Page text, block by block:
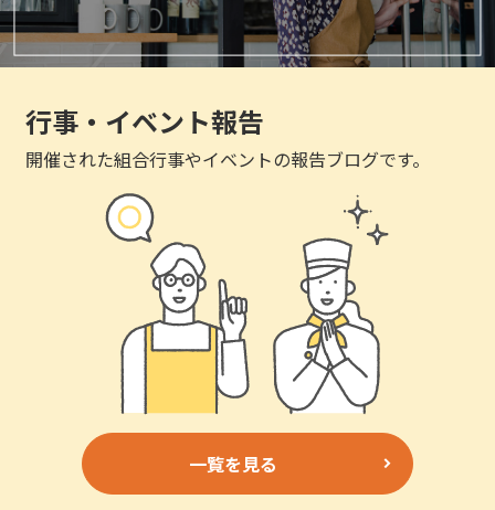
行事・イベント報告
開催された組合行事やイベントの報告ブログです。
一覧を見る